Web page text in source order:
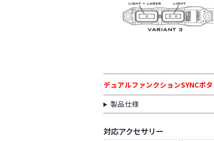
デュアルファンクションSYNCボ
製品仕様
対応アクセサリー